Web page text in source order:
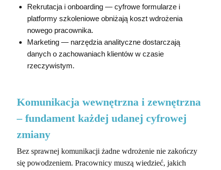
Rekrutacja i onboarding— cyfrowe formularze i
platformy szkoleniowe obniżają koszt wdrożenia
nowego pracownika.
Marketing— narzędzia analityczne dostarczają
danych o zachowaniach klientów w czasie
rzeczywistym.
Komunikacja wewnętrzna i zewnętrzna
– fundament każdej udanej cyfrowej
zmiany
Bez sprawnej komunikacji żadne wdrożenie nie zakończy
się powodzeniem. Pracownicy muszą wiedzieć, jakich